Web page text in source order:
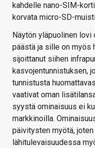
kahdelle nano-SIM-
korvata micro-SD-
Näytön yläpuolinen
päästä ja sille on myös
sijoittanut siihen
kasvojentunnistuksen,
tunnistusta
vaativat oman
syystä ominaisuus ei
markkinoilla.
päivitysten myötä,
lähitulevaisuudessa